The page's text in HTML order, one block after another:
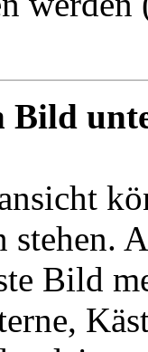
stehen.
Bild